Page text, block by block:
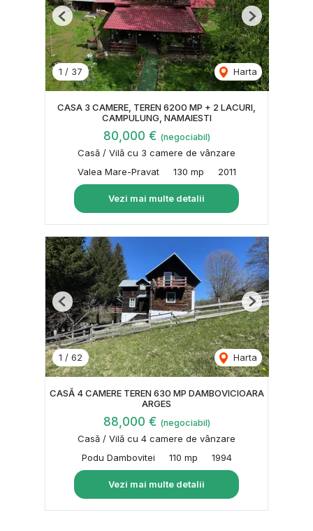
1 / 37 Harta
Previous Next
CASA 3 CAMERE, TEREN 6200 MP + 2 LACURI,
CAMPULUNG, NAMAIESTI
80,000 € (negociabil)
Casă / Vilă cu 3 camere de vânzare
Valea Mare-Pravat
130 mp 2011
Vezi mai multe detalii
1 / 62 Harta
Previous Next
CASĂ 4 CAMERE TEREN 630 MP DAMBOVICIOARA
ARGES
88,000 € (negociabil)
Casă / Vilă cu 4 camere de vânzare
Podu Dambovitei
110 mp 1994
Vezi mai multe detalii